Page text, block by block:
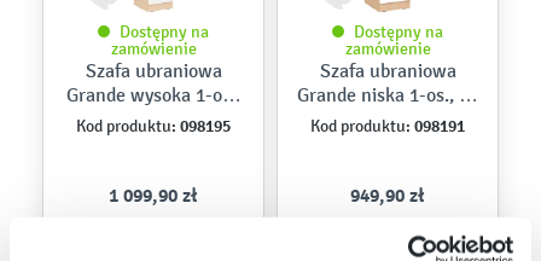
Dostępny na
zamówienie
Szafa ubraniowa
Grande wysoka 1-os.,
gł. 49,8 – skrzynia
klon jasny i białe
Kod produktu: 098195
1 099,90 zł
Dostępny na
zamówienie
Szafa ubraniowa
Grande niska 1-os., gł.
49,8 – skrzynia klon
jasny i białe drzwi
Kod produktu: 098191
949,90 zł